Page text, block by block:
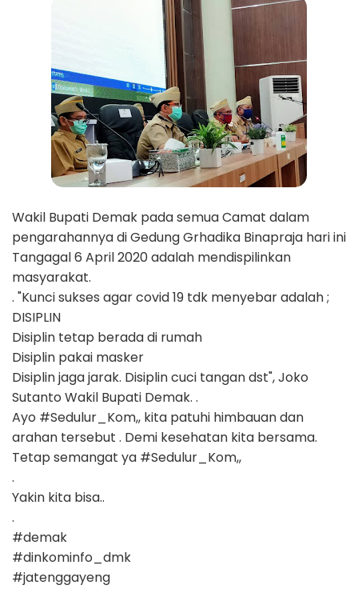
Wakil Bupati Demak pada semua Camat dalam
pengarahannya di Gedung Grhadika Binapraja hari ini
Tangagal 6 April 2020 adalah mendispilinkan
masyarakat.
. "Kunci sukses agar covid 19 tdk menyebar adalah ;
DISIPLIN
Disiplin tetap berada di rumah
Disiplin pakai masker
Disiplin jaga jarak. Disiplin cuci tangan dst", Joko
Sutanto Wakil Bupati Demak. .
Ayo #Sedulur_Kom,, kita patuhi himbauan dan
arahan tersebut . Demi kesehatan kita bersama.
Tetap semangat ya #Sedulur_Kom,,
.
Yakin kita bisa..
.
#demak
#dinkominfo_dmk
#jatenggayeng